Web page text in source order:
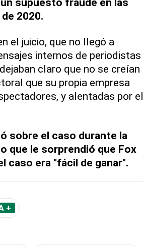
2020.
el juicio, que no llegó a
internos de periodistas
claro que no se creían
que su propia empresa
y alentadas por el
sobre el caso durante la
que le sorprendió que Fox
caso era "fácil de ganar".
+